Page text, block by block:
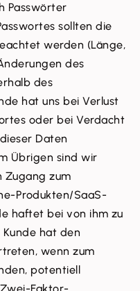
Passwörter
sollten die
werden (Länge,
des
des
hat uns bei Verlust
oder bei Verdacht
Daten
Übrigen sind wir
Zugang zum
Produkten/SaaS-
haftet bei von ihm zu
hat den
wenn zum
potentiell